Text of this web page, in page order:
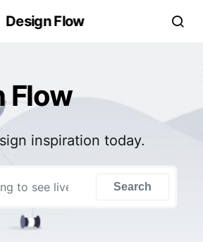
Design Flow
Flow
inspiration today.
Search